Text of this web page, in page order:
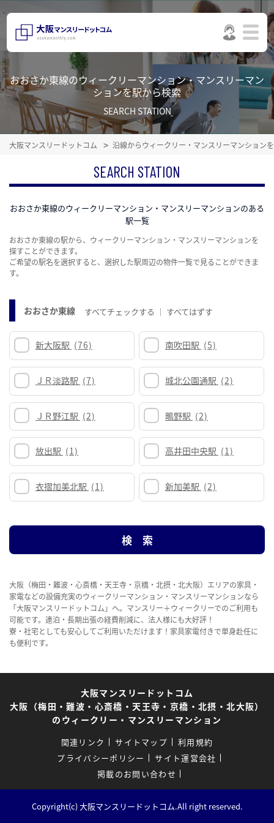
おおさか東線のウィークリーマンション・マンスリーマン
ションを駅から検索
SEARCH STATION
大阪マンスリードットコム 沿線からウィークリー・マンスリーマンション
SEARCH STATION
おおさか東線のウィークリーマンション・マンスリーマンションのある
駅一覧
おおさか東線の駅から、ウィークリーマンション・マンスリーマンションを
探すことができます。
ご希望の駅名を選択すると、選択した駅周辺の物件一覧で見ることができま
す。
おおさか東線 すべてチェックする すべてはずす
新大阪駅 (76) 南吹田駅 (5)
ＪＲ淡路駅 (7) 城北公園通駅 (2)
ＪＲ野江駅 (2) 鴫野駅 (2)
放出駅 (1) 高井田中央駅 (1)
衣摺加美北駅 (1) 新加美駅 (2)
大阪（梅田・難波・心斎橋・天王寺・京橋・北摂・北大阪）エリアの家具・
家電などの設備充実のウィークリーマンション・マンスリーマンションなら
「大阪マンスリードットコム」へ。マンスリー＋ウィークリーでのご利用も
可能です。連泊・長期出張の経費削減に、法人様にも大好評！
寮・社宅としても安心してご利用いただけます！家具家電付きで単身赴任に
も便利です。
大阪マンスリードットコム
大阪（梅田・難波・心斎橋・天王寺・京橋・北摂・北大阪）
のウィークリー・マンスリーマンション
関連リンク サイトマップ
利用規約
プライバシーポリシー
サイト運営会社
掲載のお問い合わせ
Copyright(c) 大阪マンスリードットコム.All right reserved.